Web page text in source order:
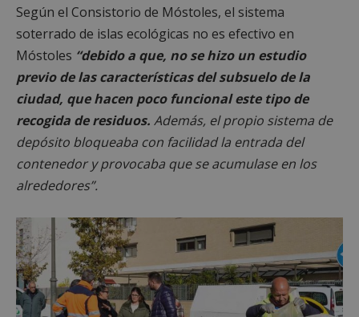
Según el Consistorio de Móstoles, el sistema
soterrado de islas ecológicas no es efectivo en
Móstoles “debido a que, no se hizo un estudio
previo de las características del subsuelo de la
ciudad, que hacen poco funcional este tipo de
recogida de residuos. Además, el propio sistema de
depósito bloqueaba con facilidad la entrada del
contenedor y provocaba que se acumulase en los
alrededores”.